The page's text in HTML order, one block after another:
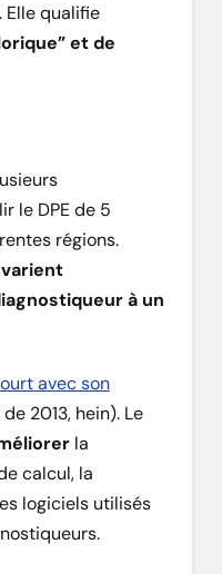
Elle qualifie
et de
le DPE de 5
régions.
à un
avec son
2013, hein). Le
la
calcul, la
logiciels utilisés